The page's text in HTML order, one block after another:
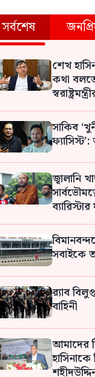
সর্বশেষ
শেখ
কথা
সাকিব
জ্বালানি
সবাইকে
র‍্যাব
বাহিনী
আমাদের